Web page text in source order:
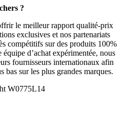
?
le meilleur rapport qualité-prix
exclusives et nos partenariats
compétitifs sur des produits 100%
d’achat expérimentée, nous
fournisseurs internationaux afin
bas sur les plus grandes marques.
W0775L14